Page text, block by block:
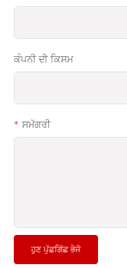
ਕੰਪਨੀ ਦੀ ਕਿਸਮ
ਸਮੱਗਰੀ
ਹੁਣ ਪੁੱਛਗਿੱਛ ਭੇਜੋ